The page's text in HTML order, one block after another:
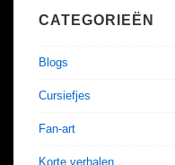
CATEGORIEËN
Blogs
Cursiefjes
Fan-art
Korte verhalen